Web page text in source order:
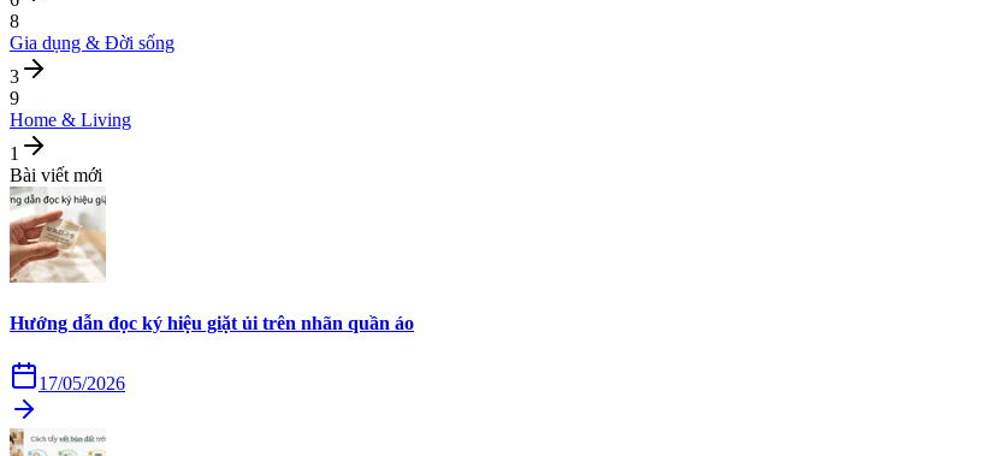
8
Gia dụng & Đời sống
3
9
Home & Living
1
Bài viết mới
Hướng dẫn đọc ký hiệu giặt ủi trên nhãn quần áo
17/05/2026